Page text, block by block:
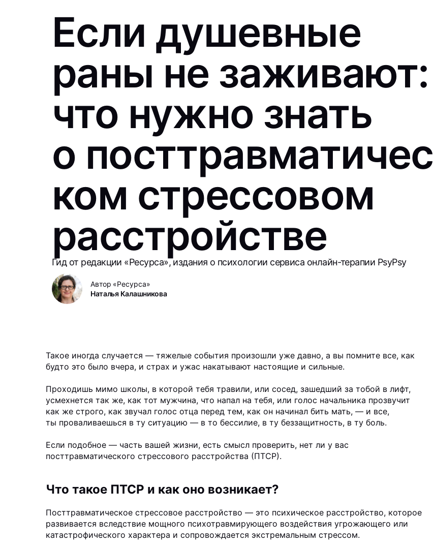
Если душевные
раны не заживают:
что нужно знать
о посттравматичес
ком стрессовом
расстройстве
Гид от редакции «Ресурса», издания о психологии сервиса онлайн-терапии PsyPsy
Автор «Ресурса»
Наталья Калашникова
Такое иногда случается — тяжелые события произошли уже давно, а вы помните все, как
будто это было вчера, и страх и ужас накатывают настоящие и сильные.
Проходишь мимо школы, в которой тебя травили, или сосед, зашедший за тобой в лифт,
усмехнется так же, как тот мужчина, что напал на тебя, или голос начальника прозвучит
как же строго, как звучал голос отца перед тем, как он начинал бить мать, — и все,
ты проваливаешься в ту ситуацию — в то бессилие, в ту беззащитность, в ту боль.
Если подобное — часть вашей жизни, есть смысл проверить, нет ли у вас
посттравматического стрессового расстройства (ПТСР).
Что такое ПТСР и как оно возникает?
Посттравматическое стрессовое расстройство — это психическое расстройство, которое
развивается вследствие мощного психотравмирующего воздействия угрожающего или
катастрофического характера и сопровождается экстремальным стрессом.